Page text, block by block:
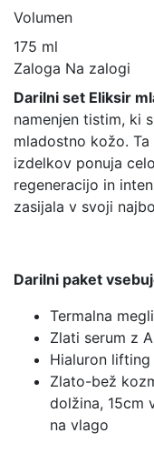
Volumen
175 ml
Zaloga Na zalogi
Darilni set Eliksir
namenjen tistim, ki
mladostno kožo.
izdelkov ponuja
regeneracijo in
zasijala v svoji
Darilni paket
Termalna
Zlati serum z
Hialuron
Zlato-bež
dolžina, 15cm
na vlago